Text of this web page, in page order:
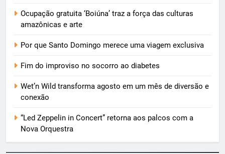
Ocupação gratuita ‘Boiúna’ traz a força das culturas
amazônicas e arte
Por que Santo Domingo merece uma viagem exclusiva
Fim do improviso no socorro ao diabetes
Wet’n Wild transforma agosto em um mês de diversão e
conexão
“Led Zeppelin in Concert” retorna aos palcos com a
Nova Orquestra